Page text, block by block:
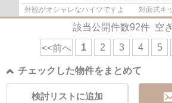
外観がオシャレなハイツですよ 対面式キ
該当公開件数92件 空
<<前へ 1 2 3 4 5
チェックした物件をまとめて
検討リストに追加